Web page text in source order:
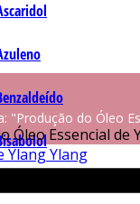
"Produção do Óleo
Óleo Essencial de